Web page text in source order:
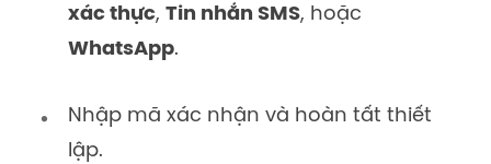
xác thực, Tin nhắn SMS, hoặc
WhatsApp.
Nhập mã xác nhận và hoàn tất thiết
lập.